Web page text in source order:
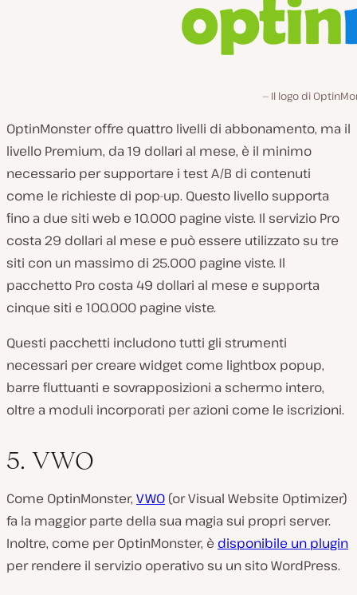
Il logo di
OptinMonster offre quattro livelli di abbonamento, ma il
livello Premium, da 19 dollari al mese, è il minimo
necessario per supportare i test A/B di contenuti
come le richieste di pop-up. Questo livello supporta
fino a due siti web e 10.000 pagine viste. Il servizio Pro
costa 29 dollari al mese e può essere utilizzato su tre
siti con un massimo di 25.000 pagine viste. Il
pacchetto Pro costa 49 dollari al mese e supporta
cinque siti e 100.000 pagine viste.
Questi pacchetti includono tutti gli strumenti
necessari per creare widget come lightbox popup,
barre fluttuanti e sovrapposizioni a schermo intero,
oltre a moduli incorporati per azioni come le iscrizioni.
5. VWO
Come OptinMonster, VWO (or Visual Website Optimizer)
fa la maggior parte della sua magia sui propri server.
Inoltre, come per OptinMonster, è disponibile un plugin
per rendere il servizio operativo su un sito WordPress.